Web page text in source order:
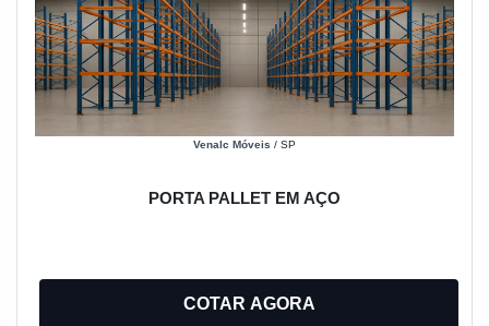
Venalc Móveis / SP
PORTA PALLET EM AÇO
COTAR AGORA